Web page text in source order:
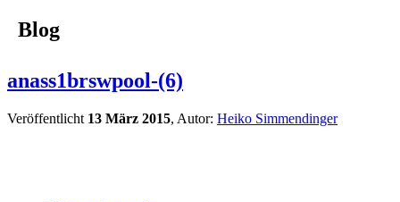
Blog
anass1brswpool-(6)
Veröffentlicht 13 März 2015, Autor: Heiko Simmendinger